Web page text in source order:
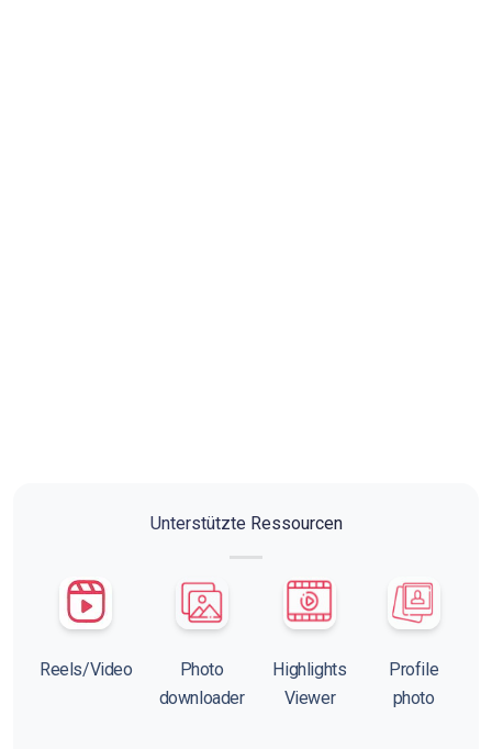
Unterstützte Ressourcen
Reels/Video
Photo
downloader
Highlights
Viewer
Profile
photo